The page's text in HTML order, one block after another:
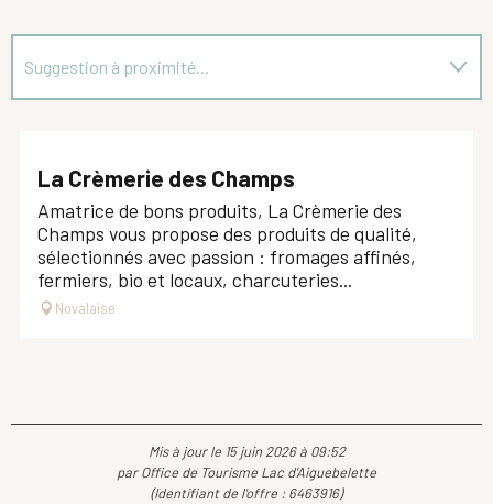
Suggestion à proximité...
La Crèmerie des Champs
Amatrice de bons produits, La Crèmerie des
Champs vous propose des produits de qualité,
sélectionnés avec passion : fromages affinés,
fermiers, bio et locaux, charcuteries...
Novalaise
Mis à jour le 15 juin 2026 à 09:52
par Office de Tourisme Lac d'Aiguebelette
(Identifiant de l'offre : 6463916)